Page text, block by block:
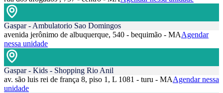
Gaspar - Ambulatorio Sao Domingos
avenida jerônimo de albuquerque, 540 - bequimão - MAAgendar
nessa unidade
Gaspar - Kids - Shopping Rio Anil
av. são luis rei de frança 8, piso 1, L 1081 - turu - MAAgendar nessa
unidade